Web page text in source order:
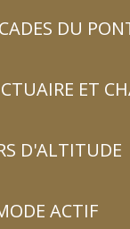
DU
ET
D'ALTITUDE
ACTIF
Sauveur